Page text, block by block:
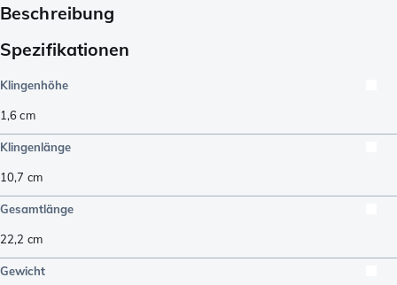
Beschreibung
Spezifikationen
Klingenhöhe
1,6cm
Klingenlänge
10,7 cm
Gesamtlänge
22,2 cm
Gewicht